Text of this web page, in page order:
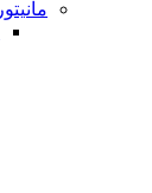
مانیتور